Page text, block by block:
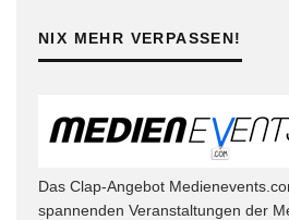
NIX MEHR VERPASSEN!
Das Clap-Angebot
spannenden Veranstaltungen der